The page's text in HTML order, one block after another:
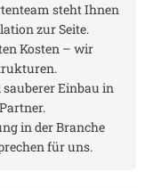
steht Ihnen
zur Seite.
Kosten – wir
Einbau in
in der Branche
für uns.